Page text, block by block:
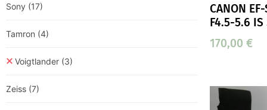
Sony (17)
Tamron (4)
Voigtlander (3)
Zeiss (7)
CANON
F4.5-5.6 IS
170,00 €